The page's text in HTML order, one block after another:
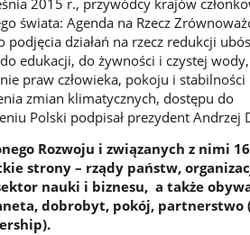
świata: Agenda na Rzecz
działań na rzecz redukcji
edukacji, do żywności i czystej wody,
praw człowieka, pokoju i stabilności
zmian klimatycznych, dostępu do
Polski podpisał prezydent Andrzej
Rozwoju i związanych z nimi
strony – rządy państw,
nauki i biznesu, a także
dobrobyt, pokój, partnerstwo